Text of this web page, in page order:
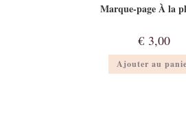
Marque-page À la
€3,00
Ajouter au